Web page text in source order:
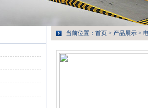
当前位置： 首页 > 产品展示 >